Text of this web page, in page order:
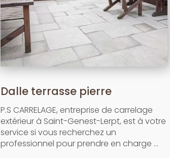
Dalle terrasse pierre
P.S CARRELAGE, entreprise de carrelage
extérieur à Saint-Genest-Lerpt, est à votre
service si vous recherchez un
professionnel pour prendre en charge ...